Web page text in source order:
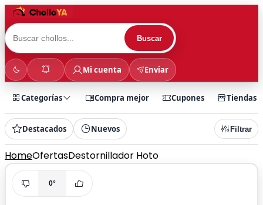
Buscar
Mi cuenta Enviar
Categorías Compra mejor Cupones Tiendas
Destacados Nuevos Filtrar
HomeOfertasDestornillador Hoto
0°